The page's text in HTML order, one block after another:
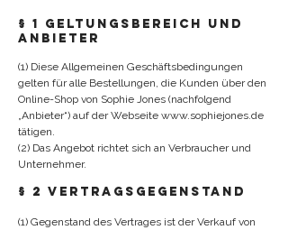
§ 1 Geltungsbereich und
Anbieter
(1) Diese Allgemeinen Geschäftsbedingungen
gelten für alle Bestellungen, die Kunden über den
Online-Shop von Sophie Jones (nachfolgend
„Anbieter“) auf der Webseite www.sophiejones.de
tätigen.
(2) Das Angebot richtet sich an Verbraucher und
Unternehmer.
§ 2 Vertragsgegenstand
(1) Gegenstand des Vertrages ist der Verkauf von